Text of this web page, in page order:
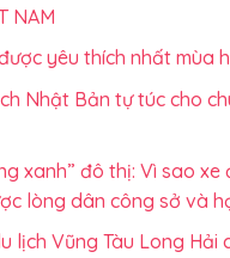
NAM
yêu thích nhất mùa
Nhật Bản tự túc cho
xanh” đô thị: Vì sao
lòng dân công sở và
lịch Vũng Tàu Long Hải